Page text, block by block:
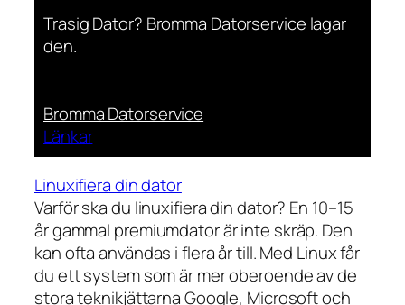
Trasig Dator? Bromma Datorservice lagar
den.
Bromma Datorservice
Länkar
Linuxifiera din dator
Varför ska du linuxifiera din dator? En 10–15
år gammal premiumdator är inte skräp. Den
kan ofta användas i flera år till. Med Linux får
du ett system som är mer oberoende av de
stora teknikjättarna Google, Microsoft och